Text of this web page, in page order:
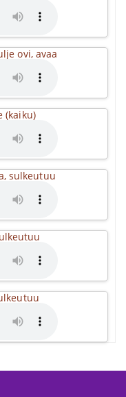
ovi, avaa
(kaiku)
sulkeutuu